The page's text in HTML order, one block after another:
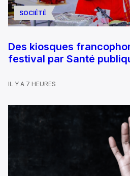
SOCIÉTÉ
Des kiosques
festival par Santé
IL Y A 7 HEURES